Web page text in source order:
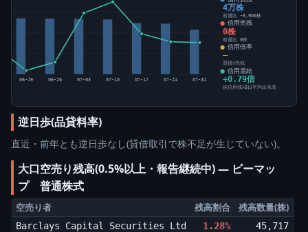
06-19 06-26 07-03 07-10 07-17 07-24 07-31
4万株
前週比 -5,900株
信用売残
0株
前週比 0株
信用倍率
―
買残÷売残
信用需給
+0.79倍
純信用残÷5日平均出来高
逆日歩(品貸料率)
直近・前年とも逆日歩なし(貸借取引で株不足が生じていない)。
大口空売り残高(0.5%以上・報告継続中) ― ビーマッ
プ 普通株式
空売り者 残高割合 残高数量(株)
Barclays Capital Securities Ltd 1.28% 45,717